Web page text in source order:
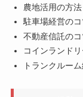
農地活用の方法
駐車場経営のコ
不動産信託のコ
コインランド
トランクルー